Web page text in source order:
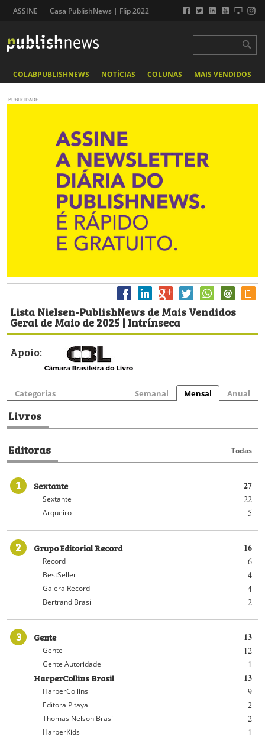
ASSINE Casa PublishNews | Flip 2022
COLABPUBLISHNEWS NOTÍCIAS COLUNAS MAIS VENDIDOS
PUBLICIDADE
Lista Nielsen-PublishNews de Mais Vendidos
Geral de Maio de 2025 | Intrínseca
Apoio:
Categorias Semanal Mensal Anual
Livros
Editoras Todas
1 27
Sextante
22
Sextante
5
Arqueiro
2 16
Grupo Editorial Record
6
Record
4
BestSeller
4
Galera Record
2
Bertrand Brasil
3 13
Gente
12
Gente
1
Gente Autoridade
13
HarperCollins Brasil
9
HarperCollins
2
Editora Pitaya
2
Thomas Nelson Brasil
1
HarperKids